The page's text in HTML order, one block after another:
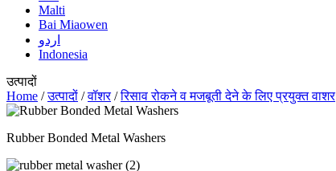
Malti
Bai Miaowen
اردو
Indonesia
उत्पादों
Home /उत्पादों /वॉशर/रिसाव रोकने व मजबूती देने के लिए प्रयुक्त वाशर
Rubber Bonded Metal Washers